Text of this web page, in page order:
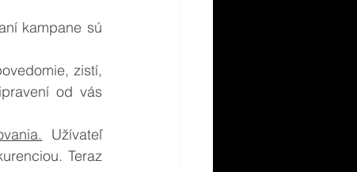
kampane sú
zistí,
od vás
Užívateľ
Teraz